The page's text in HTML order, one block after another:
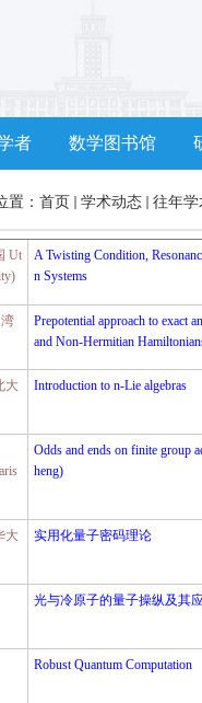
者 数学图书馆
置： 首页 学术动态 往年学
Ut
A Twisting Condition,
n Systems
湾
Prepotential approach to exact
and Non-Hermitian
大
Introduction to n-Lie algebras
Odds and ends on finite group
heng)
大
实用化量子密码理论
光与冷原子的量子操纵及其
Robust Quantum Computation